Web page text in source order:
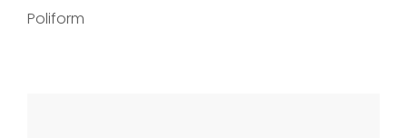
Poliform